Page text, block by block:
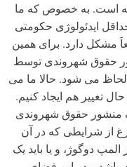
است. به خصوص که ما
ایدئولوژی حکومتی
مشکل دارد. برای همین
حقوق شهروندی توسط
می شود. حالا ما می
تغییر هم ایجاد کنیم.
منشور حقوق شهروندی
از شرایطی که در آن
دوگوژ، و یا باید یک